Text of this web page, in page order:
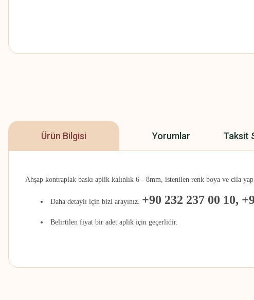
Ürün Bilgisi Yorumlar Taksit
Ahşap kontraplak baskı aplik kalınlık 6 - 8mm, istenilen renk boya ve cila
Daha detaylı için bizi arayınız. +90 232 237 00 10,
Belirtilen fiyat bir adet aplik için geçerlidir.